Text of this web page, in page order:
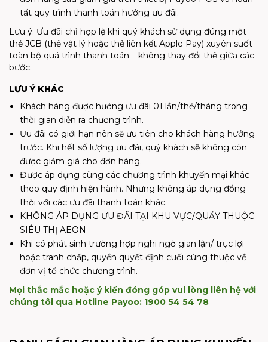
tất quy trình thanh toán hưởng ưu đãi.
Lưu ý: Ưu đãi chỉ hợp lệ khi quý khách sử dụng đúng một
thẻ JCB (thẻ vật lý hoặc thẻ liên kết Apple Pay) xuyên suốt
toàn bộ quá trình thanh toán – không thay đổi thẻ giữa các
bước.
LƯU Ý KHÁC
Khách hàng được hưởng ưu đãi 01 lần/thẻ/tháng trong
thời gian diễn ra chương trình.
Ưu đãi có giới hạn nên sẽ ưu tiên cho khách hàng hưởng
trước. Khi hết số lượng ưu đãi, quý khách sẽ không còn
được giảm giá cho đơn hàng.
Được áp dụng cùng các chương trình khuyến mại khác
theo quy định hiện hành. Nhưng không áp dụng đồng
thời với các ưu đãi thanh toán khác.
KHÔNG ÁP DỤNG ƯU ĐÃI TẠI KHU VỰC/QUẦY THUỘC
SIÊU THỊ AEON
Khi có phát sinh trường hợp nghi ngờ gian lận/ trục lợi
hoặc tranh chấp, quyền quyết định cuối cùng thuộc về
đơn vị tổ chức chương trình.
Mọi thắc mắc hoặc ý kiến đóng góp vui lòng liên hệ với
chúng tôi qua Hotline Payoo: 1900 54 54 78